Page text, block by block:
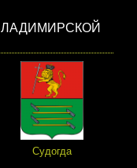
Судогда